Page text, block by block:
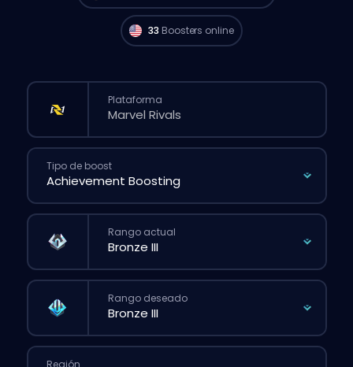
33 Boosters online
Plataforma
Tipo de boost
Rango actual
Rango deseado
Región